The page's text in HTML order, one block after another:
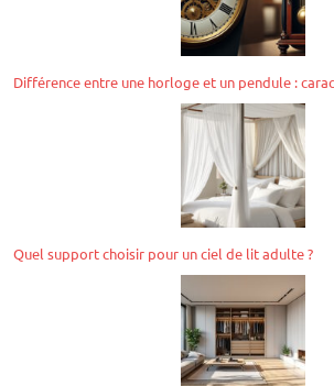
Différence entre une horloge et un pendule :
Quel support choisir pour un ciel de lit adulte ?